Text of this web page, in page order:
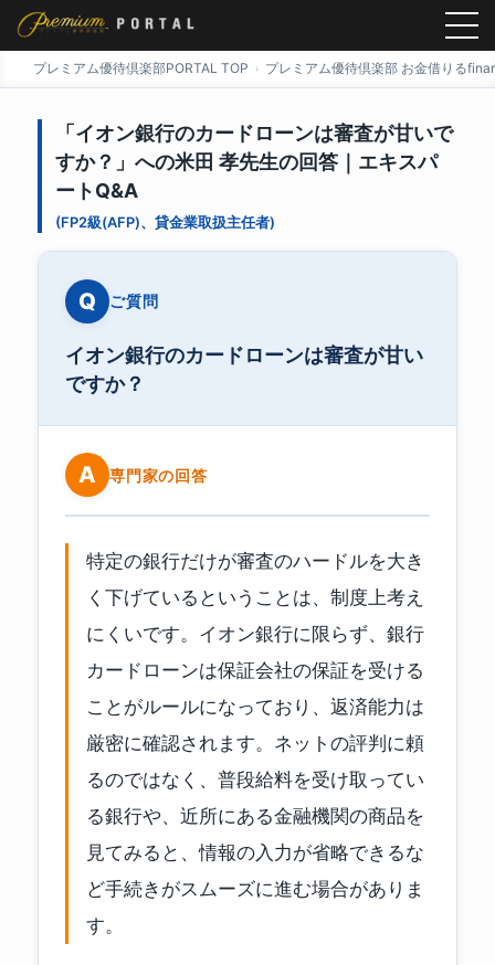
プレミアム優待倶楽部PORTAL TOP プレミアム優待倶楽部 お金借りる
「イオン銀行のカードローンは審査が甘いで
すか？」への米田 孝先生の回答｜エキスパ
ートQ&A
(FP2級(AFP)、貸金業取扱主任者)
Q ご質問
イオン銀行のカードローンは審査が甘い
ですか？
A 専門家の回答
特定の銀行だけが審査のハードルを大き
く下げているということは、制度上考え
にくいです。イオン銀行に限らず、銀行
カードローンは保証会社の保証を受ける
ことがルールになっており、返済能力は
厳密に確認されます。ネットの評判に頼
るのではなく、普段給料を受け取ってい
る銀行や、近所にある金融機関の商品を
見てみると、情報の入力が省略できるな
ど手続きがスムーズに進む場合がありま
す。